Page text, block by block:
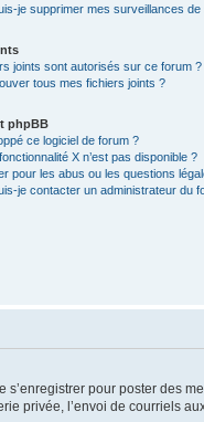
je supprimer mes surveillances de
joints sont autorisés sur ce forum ?
tous mes fichiers joints ?
phpBB
ce logiciel de forum ?
X n’est pas disponible ?
pour les abus ou les questions
je contacter un administrateur du
pour poster des
privée, l’envoi de courriels